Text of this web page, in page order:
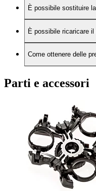
È possibile sostituire
È possibile ricaricare
Come ottenere delle
Parti e accessori